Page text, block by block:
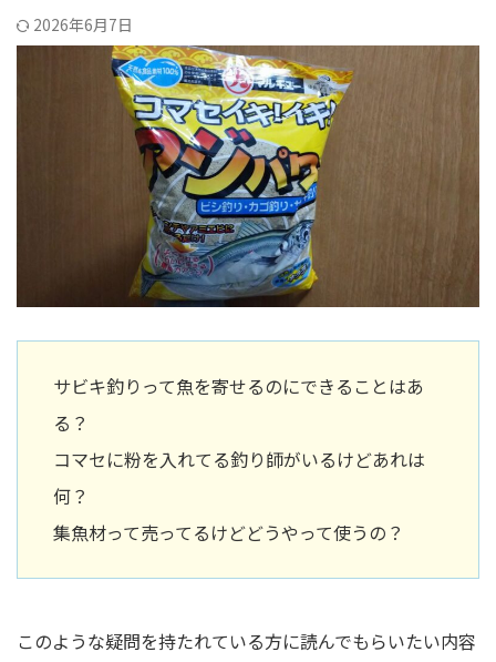
2026年6月7日
サビキ釣りって魚を寄せるのにできることはあ
る？
コマセに粉を入れてる釣り師がいるけどあれは
何？
集魚材って売ってるけどどうやって使うの？
このような疑問を持たれている方に読んでもらいたい内容